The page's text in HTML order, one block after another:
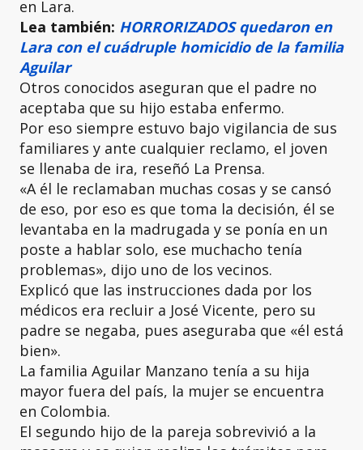
en Lara.
Lea también: HORRORIZADOS quedaron en
Lara con el cuádruple homicidio de la familia
Aguilar
Otros conocidos aseguran que el padre no
aceptaba que su hijo estaba enfermo.
Por eso siempre estuvo bajo vigilancia de sus
familiares y ante cualquier reclamo, el joven
se llenaba de ira, reseñó La Prensa.
«A él le reclamaban muchas cosas y se cansó
de eso, por eso es que toma la decisión, él se
levantaba en la madrugada y se ponía en un
poste a hablar solo, ese muchacho tenía
problemas», dijo uno de los vecinos.
Explicó que las instrucciones dada por los
médicos era recluir a José Vicente, pero su
padre se negaba, pues aseguraba que «él está
bien».
La familia Aguilar Manzano tenía a su hija
mayor fuera del país, la mujer se encuentra
en Colombia.
El segundo hijo de la pareja sobrevivió a la